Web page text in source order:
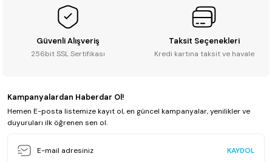
Güvenli Alışveriş
256bit SSL Sertifikası
Taksit Seçenekleri
Kredi kartına taksit ve havale
Kampanyalardan Haberdar Ol!
Hemen E-posta listemize kayıt ol, en güncel kampanyalar, yenilikler ve
duyuruları ilk öğrenen sen ol.
KAYDOL